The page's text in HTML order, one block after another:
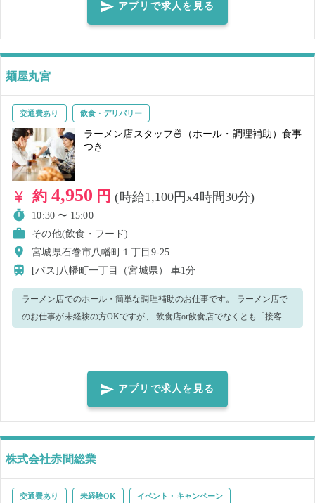
アプリで求人を見る
麺屋丸宮
交通費あり 飲食・デリバリー
ラーメン店スタッフ🍜（ホール・調理補助）食事
つき
約 4,950 円(時給1,100円x4時間30分)
10:30 〜 15:00
その他(飲食・フード)
宮城県石巻市八幡町１丁目9-25
[バス]八幡町一丁目（宮城県） 車1分
ラーメン店でのホール・簡単な調理補助のお仕事です。 ラーメン店で
のお仕事が未経験の方OKですが、 飲食店or飲食店でなくとも「接客経
り付けやトッピング ・レジでの会計対応 ・洗い物や店内の清掃 など
…状況に応じて他の業務をお願いする可能性がございます。 …これま
でのご経験に応じてお任せする業務を調整する場合もございます。 🌟
こんな方にオススメ🌟 ▼テキパキお仕事できる方 ▼人とかかわること
が好きな方 ▼笑顔で明るくお仕事できる方 🌈長期就業歓迎求人🌈 双方
が合意の上であれば長期雇用に切り替えさせていただきますので、お
アプリで求人を見る
株式会社赤間総業
交通費あり 未経験OK イベント・キャンペーン